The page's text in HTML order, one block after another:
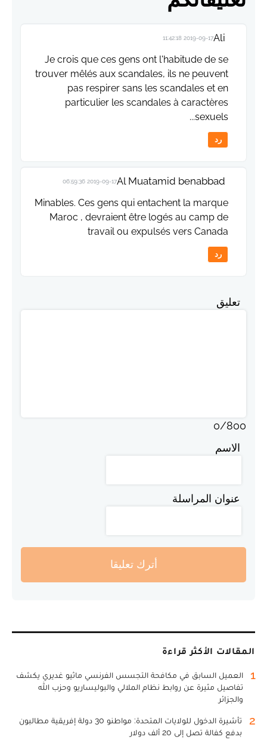
Ali
2019-09-17 11:42:18
Je crois que ces gens ont l'habitude de se
trouver mêlés aux scandales, ils ne peuvent
pas respirer sans les scandales et en
particulier les scandales à caractères
sexuels...
رد
Al Muatamid benabbad
2019-09-17 06:59:36
Minables. Ces gens qui entachent la marque
Maroc , devraient être logés au camp de
travail ou expulsés vers Canada
رد
تعليق
0/800
الاسم
عنوان المراسلة
أترك تعليقا
المقالات الأكثر قراءة
1
العميل السابق في مكافحة التجسس الفرنسي ماثيو غديري يكشف
تفاصيل مثيرة عن روابط نظام الملالي والبوليساريو وحزب الله
والجزائر
2
تأشيرة الدخول للولايات المتحدة: مواطنو 30 دولة إفريقية مطالبون
بدفع كفالة تصل إلى 20 ألف دولار